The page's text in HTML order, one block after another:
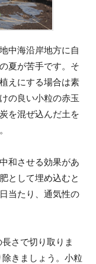
中海沿岸地方に自
夏が苦手です。そ
えにする場合は素
の良い小粒の赤玉
を混ぜ込んだ土を
和させる効果があ
として埋め込むと
当たり、通気性の
さで切り取りま
きましょう。小粒